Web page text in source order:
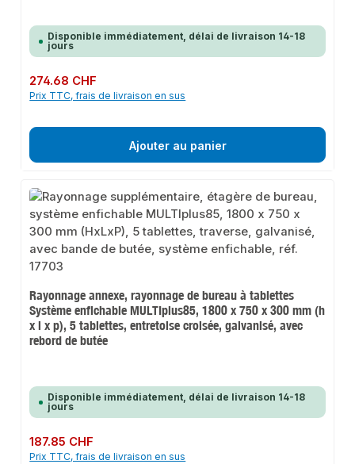
Disponible immédiatement, délai de livraison 14-18
jours
Prix régulier :
274.68 CHF
Prix TTC, frais de livraison en sus
Ajouter au panier
Rayonnage annexe, rayonnage de bureau à tablettes
Système enfichable MULTIplus85, 1800 x 750 x 300 mm (h
x l x p), 5 tablettes, entretoise croisée, galvanisé, avec
rebord de butée
Disponible immédiatement, délai de livraison 14-18
jours
Prix régulier :
187.85 CHF
Prix TTC, frais de livraison en sus